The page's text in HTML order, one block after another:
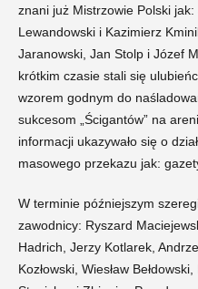
znani już Mistrzowie Polski
Lewandowski i Kazimierz
Jaranowski, Jan Stolp i Józef
krótkim czasie stali się
wzorem godnym do
sukcesom „Ścigantów” na
informacji ukazywało się o
masowego przekazu jak:
W terminie późniejszym
zawodnicy: Ryszard
Hadrich, Jerzy Kotlarek,
Kozłowski, Wiesław